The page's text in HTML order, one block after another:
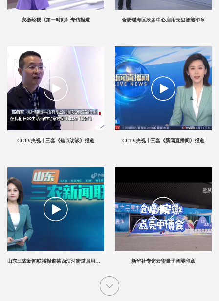
安徽经视《第一时间》专访报道 合肥瑶海区政务中心启用云玺智能印章
CCTV央视十三套《焦点访谈》报道 CCTV央视十三套《新闻直播间》报道
山东三农新闻联播报道莱西沽河街道启用云玺智能印章 新华社专访云玺量子智能印章